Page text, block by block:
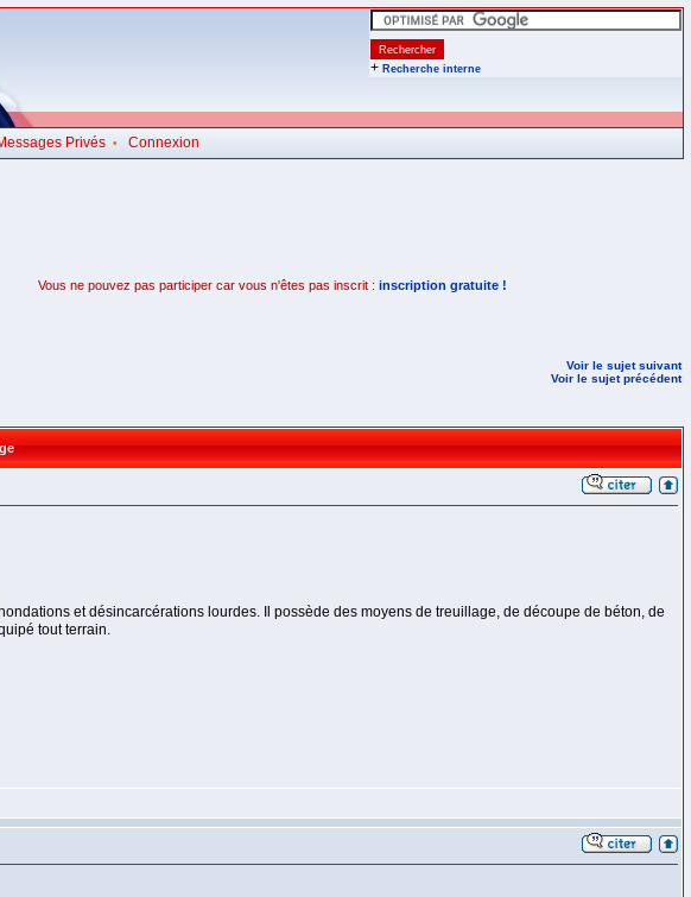
+ Recherche interne
Privés• Connexion
Vous ne pouvez pas participer car vous n'êtes pas inscrit : inscription gratuite !
Voir le sujet suivant
Voir le sujet précédent
et désincarcérations lourdes. Il possède des moyens de treuillage, de découpe de béton, de
tout terrain.